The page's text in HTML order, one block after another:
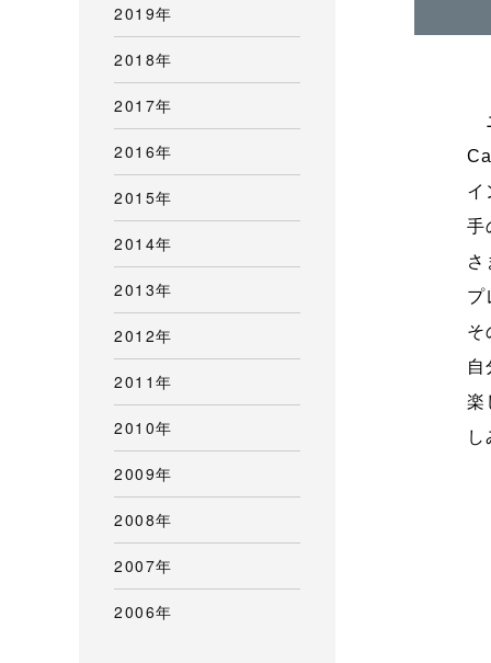
イ
手
さ
プ
そ
自
楽
2019年
2018年
2017年
2016年
2015年
2014年
2013年
2012年
2011年
2010年
2009年
2008年
2007年
2006年